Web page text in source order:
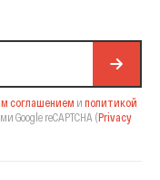
соглашением и политикой
Google reCAPTCHA (Privacy